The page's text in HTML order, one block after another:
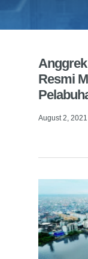
Resmi
August 2, 2021